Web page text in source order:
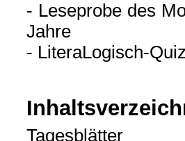
- Leseprobe des
Jahre
- LiteraLogisch-
Tagesblätter